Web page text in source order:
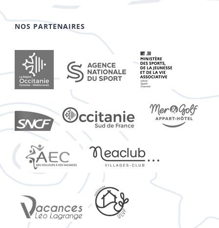
NOS PARTENAIRES